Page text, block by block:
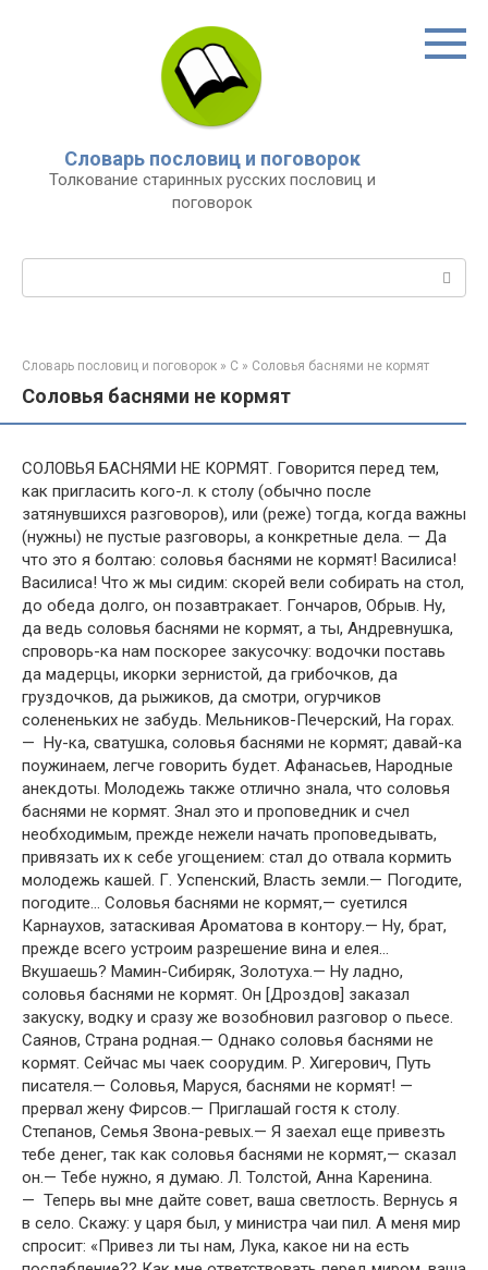
Словарь пословиц и поговорок
Толкование старинных русских пословиц и
поговорок
Словарь пословиц и поговорок » С » Соловья баснями не кормят
Соловья баснями не кормят
СОЛОВЬЯ БАСНЯМИ НЕ КОРМЯТ. Говорится перед тем,
как пригласить кого-л. к столу (обычно после
затянувшихся разговоров), или (реже) тогда, когда важны
(нужны) не пустые разговоры, а конкретные дела. — Да
что это я болтаю: соловья баснями не кормят! Василиса!
Василиса! Что ж мы сидим: скорей вели собирать на стол,
до обеда долго, он позавтракает. Гончаров, Обрыв. Ну,
да ведь соловья баснями не кормят, а ты, Андревнушка,
спроворь-ка нам поскорее закусочку: водочки поставь
да мадерцы, икорки зернистой, да грибочков, да
груздочков, да рыжиков, да смотри, огурчиков
солененьких не забудь. Мельников-Печерский, На горах.
— Ну-ка, сватушка, соловья баснями не кормят; давай-ка
поужинаем, легче говорить будет. Афанасьев, Народные
анекдоты. Молодежь также отлично знала, что соловья
баснями не кормят. Знал это и проповедник и счел
необходимым, прежде нежели начать проповедывать,
привязать их к себе угощением: стал до отвала кормить
молодежь кашей. Г. Успенский, Власть земли.— Погодите,
погодите… Соловья баснями не кормят,— суетился
Карнаухов, затаскивая Ароматова в контору.— Ну, брат,
прежде всего устроим разрешение вина и елея…
Вкушаешь? Мамин-Сибиряк, Золотуха.— Ну ладно,
соловья баснями не кормят. Он [Дроздов] заказал
закуску, водку и сразу же возобновил разговор о пьесе.
Саянов, Страна родная.— Однако соловья баснями не
кормят. Сейчас мы чаек соорудим. Р. Хигерович, Путь
писателя.— Соловья, Маруся, баснями не кормят! —
прервал жену Фирсов.— Приглашай гостя к столу.
Степанов, Семья Звона-ревых.— Я заехал еще привезть
тебе денег, так как соловья баснями не кормят,— сказал
он.— Тебе нужно, я думаю. Л. Толстой, Анна Каренина.
— Теперь вы мне дайте совет, ваша светлость. Вернусь я
в село. Скажу: у царя был, у министра чаи пил. А меня мир
спросит: «Привез ли ты нам, Лука, какое ни на есть